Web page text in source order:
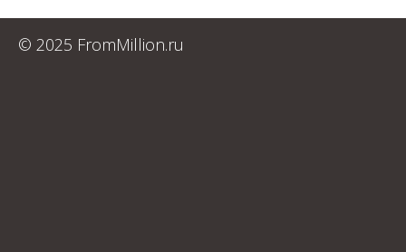
© 2025 FromMillion.ru